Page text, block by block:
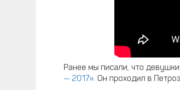
Ранее мы писали, что
— 2017». Он проходил в